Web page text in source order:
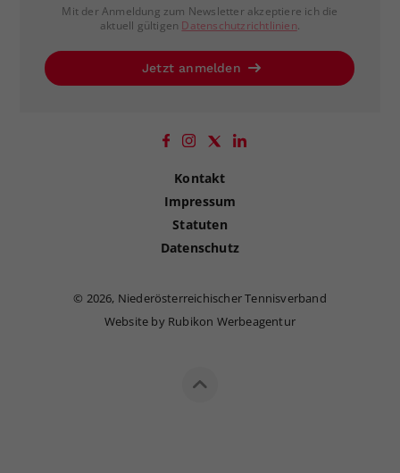
Mit der Anmeldung zum Newsletter akzeptiere ich die
aktuell gültigen Datenschutzrichtlinien.
Jetzt anmelden
Kontakt
Impressum
Statuten
Datenschutz
© 2026, Niederösterreichischer Tennisverband
Website by Rubikon Werbeagentur